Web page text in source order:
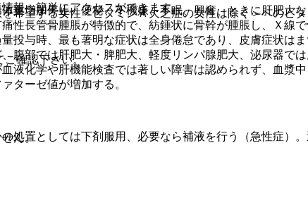
増加停止、便秘、不機嫌、不眠、興奮、ときに肝肥大
性長管骨腫脹が特徴的で、紡錘状に骨幹が腫脹し、Ｘ線
投与時、最も著明な症状は全身倦怠であり、皮膚症状は
腹部では肝肥大・脾肥大、軽度リンパ腺肥大、泌尿器で
液化学や肝機能検査では著しい障害は認められず、血漿
ターゼ値が増加する。
処置としては下剤服用、必要なら補液を行う（急性症）
望する女性＜ビタミンＡ欠乏症の女性は除く＞へのビ
報へ簡単にアクセスができます。
ご確認下さい。
ん。